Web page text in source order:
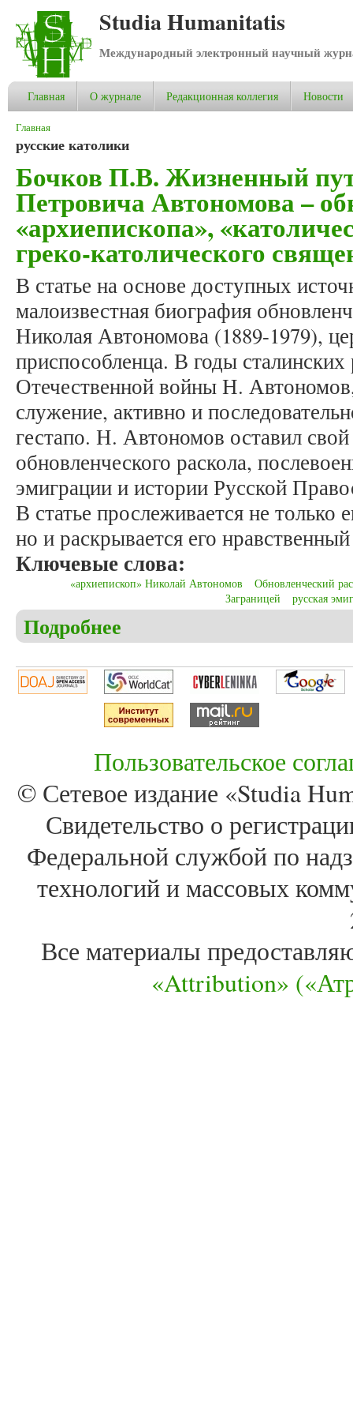
Studia Humanitatis
Международный электронный научный
Главная О журнале Редакционная коллегия Новости
Вы здесь
Главная
русские католики
Бочков П.В. Жизненный
Петровича Автономова –
«архиепископа»,
греко-католического
В статье на основе доступных
малоизвестная биография
Николая Автономова (1889-1979),
приспособленца. В годы
Отечественной войны Н.
служение, активно и
гестапо. Н. Автономов оставил
обновленческого раскола,
эмиграции и истории Русской
В статье прослеживается не только
но и раскрывается его
Ключевые слова:
«архиепископ» Николай Автономов
Обновленческий
Заграницей
русская
Подробнее
Пользовательское
© Сетевое издание «Studia
Свидетельство о
Федеральной службой по
технологий и массовых
Все материалы
«Attribution»